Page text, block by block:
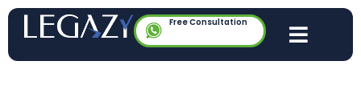
Free Consultation